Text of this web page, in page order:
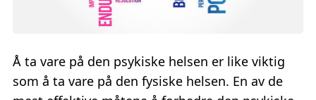
Å ta vare på den psykiske helsen er like viktig
som å ta vare på den fysiske helsen. En av de